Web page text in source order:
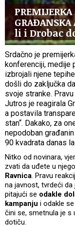
li i Drobac
Srdačno je
konferenciji, medije
izbrojali njene
došli do zaključka
svoje stranke.
Jutros je reagirala
a postavila
stan“. Dakako, za
nepodoban
90 kvadrata danas
Nitko od novinara,
zvati da uđete u
Ravnica. Pravu
na javnost, tvrdeći
pitajući se odakle
kampanju i odakle
čini se, smetnula je s
dotiču.